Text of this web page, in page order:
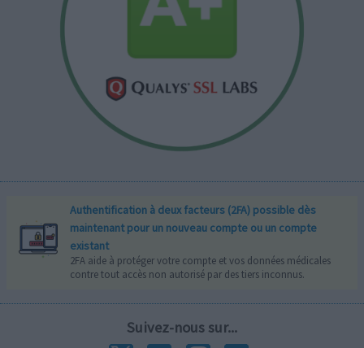
Authentification à deux facteurs (2FA) possible dès
maintenant pour un nouveau compte ou un compte
existant
2FA aide à protéger votre compte et vos données médicales
contre tout accès non autorisé par des tiers inconnus.
Suivez-nous sur...